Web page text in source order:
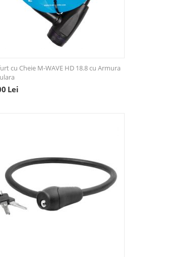
cu Cheie M-WAVE HD 18.8 cu Armura
Lei